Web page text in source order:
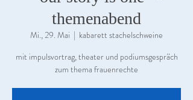
themenabend
Mi., 29. Mai
  |
kabarett stachelschweine
mit impulsvortrag, theater und podiumsgespräch
zum thema frauenrechte